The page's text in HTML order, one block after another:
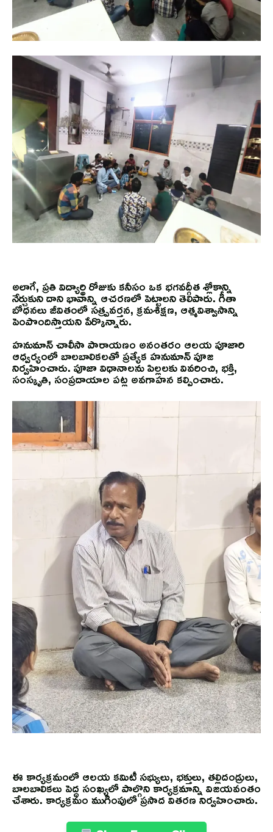
అలాగే, ప్రతి విద్యార్థి రోజుకు కనీసం ఒక భగవద్గీత శ్లోకాన్ని
నేర్చుకుని దాని భావాన్ని ఆచరణలో పెట్టాలని తెలిపారు. గీతా
బోధనలు జీవితంలో సత్ప్రవర్తన, క్రమశిక్షణ, ఆత్మవిశ్వాసాన్ని
పెంపొందిస్తాయని పేర్కొన్నారు.
హనుమాన్ చాలీసా పారాయణం అనంతరం ఆలయ పూజారి
ఆధ్వర్యంలో బాలబాలికలతో ప్రత్యేక హనుమాన్ పూజ
నిర్వహించారు. పూజా విధానాలను పిల్లలకు వివరించి, భక్తి,
సంస్కృతి, సంప్రదాయాల పట్ల అవగాహన కల్పించారు.
ఈ కార్యక్రమంలో ఆలయ కమిటీ సభ్యులు, భక్తులు, తల్లిదండ్రులు,
బాలబాలికలు పెద్ద సంఖ్యలో పాల్గొని కార్యక్రమాన్ని విజయవంతం
చేశారు. కార్యక్రమం ముగింపులో ప్రసాద వితరణ నిర్వహించారు.